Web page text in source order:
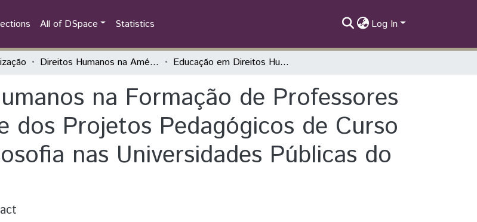
All of DSpace Statistics Log In
Direitos Humanos na América Latina Educação em Direitos Humanos na Formação de Professores de Filosofia: uma Análise dos Projetos Pedagógicos de Curso das Licenciaturas em Filosofia nas Universidades Públicas do Paraná
na Formação de Professores
dos Projetos Pedagógicos de Curso
nas Universidades Públicas do